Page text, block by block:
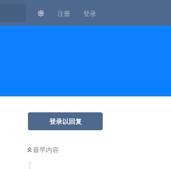
注册 登录
登录以回复
最早内容